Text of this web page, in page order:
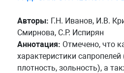
Авторы: Г.Н. Иванов, И.В.
Смирнова, С.Р. Испирян
Аннотация: Отмечено, что
характеристики
плотность, зольность), а